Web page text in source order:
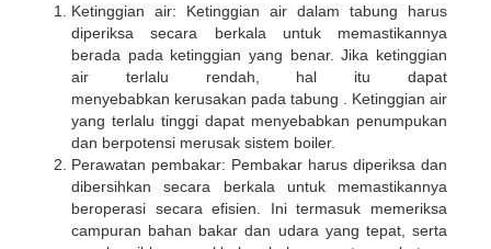
Ketinggian air: Ketinggian air dalam tabung harus
diperiksa secara berkala untuk memastikannya
berada pada ketinggian yang benar. Jika ketinggian
air terlalu rendah, hal itu dapat
menyebabkan kerusakan pada tabung . Ketinggian air
yang terlalu tinggi dapat menyebabkan penumpukan
dan berpotensi merusak sistem boiler.
Perawatan pembakar: Pembakar harus diperiksa dan
dibersihkan secara berkala untuk memastikannya
beroperasi secara efisien. Ini termasuk memeriksa
campuran bahan bakar dan udara yang tepat, serta